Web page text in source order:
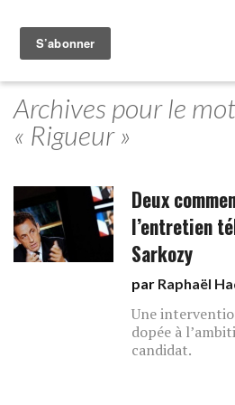
Archives pour le
« Rigueur »
Deux
l’entretien
Sarkozy
par Raphaël
Une
dopée à
candidat.